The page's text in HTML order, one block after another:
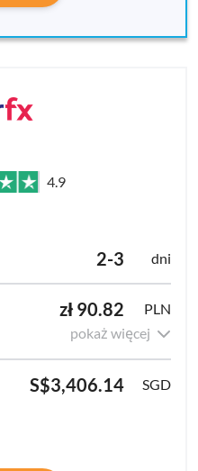
4.9
2-3 dni
zł 90.82
PLN
pokaż więcej
S$3,406.14 SGD